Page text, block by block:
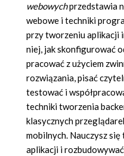
webowychprzedstawia
webowe i techniki
przy tworzeniu aplikacji
niej, jak skonfigurować
pracować z użyciem
rozwiązania, pisać
testować i
techniki tworzenia
klasycznych
mobilnych. Nauczysz
aplikacji i